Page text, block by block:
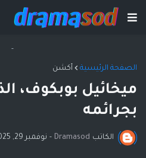
-
الصفحة الرئيسية أكشن
ميخائيل بوبكوف،
بجرائمه
الكاتب Dramasod
- نوفمبر 29, 2025